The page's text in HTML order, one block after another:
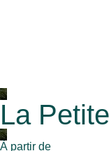
La
À partir de